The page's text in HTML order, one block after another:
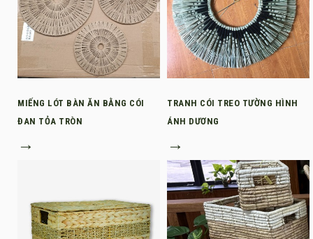
MIẾNG LÓT BÀN ĂN BẰNG CÓI
ĐAN TỎA TRÒN
→
TRANH CÓI TREO TƯỜNG HÌNH
ÁNH DƯƠNG
→